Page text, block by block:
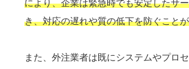
により、企業は緊急時でも安定したサ
き、対応の遅れや質の低下を防ぐこと
また、外注業者は既にシステムやプロ